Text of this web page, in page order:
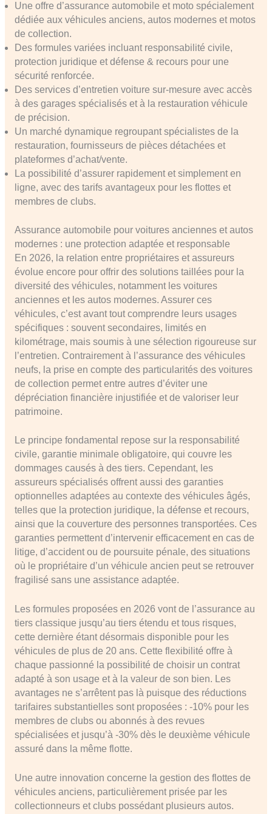
Une offre d’assurance automobile et moto spécialement
dédiée aux véhicules anciens, autos modernes et motos
de collection.
Des formules variées incluant responsabilité civile,
protection juridique et défense & recours pour une
sécurité renforcée.
Des services d’entretien voiture sur-mesure avec accès
à des garages spécialisés et à la restauration véhicule
de précision.
Un marché dynamique regroupant spécialistes de la
restauration, fournisseurs de pièces détachées et
plateformes d’achat/vente.
La possibilité d’assurer rapidement et simplement en
ligne, avec des tarifs avantageux pour les flottes et
membres de clubs.
Assurance automobile pour voitures anciennes et autos
modernes : une protection adaptée et responsable
En 2026, la relation entre propriétaires et assureurs
évolue encore pour offrir des solutions taillées pour la
diversité des véhicules, notamment les voitures
anciennes et les autos modernes. Assurer ces
véhicules, c’est avant tout comprendre leurs usages
spécifiques : souvent secondaires, limités en
kilométrage, mais soumis à une sélection rigoureuse sur
l’entretien. Contrairement à l’assurance des véhicules
neufs, la prise en compte des particularités des voitures
de collection permet entre autres d’éviter une
dépréciation financière injustifiée et de valoriser leur
patrimoine.
Le principe fondamental repose sur la responsabilité
civile, garantie minimale obligatoire, qui couvre les
dommages causés à des tiers. Cependant, les
assureurs spécialisés offrent aussi des garanties
optionnelles adaptées au contexte des véhicules âgés,
telles que la protection juridique, la défense et recours,
ainsi que la couverture des personnes transportées. Ces
garanties permettent d’intervenir efficacement en cas de
litige, d’accident ou de poursuite pénale, des situations
où le propriétaire d’un véhicule ancien peut se retrouver
fragilisé sans une assistance adaptée.
Les formules proposées en 2026 vont de l’assurance au
tiers classique jusqu’au tiers étendu et tous risques,
cette dernière étant désormais disponible pour les
véhicules de plus de 20 ans. Cette flexibilité offre à
chaque passionné la possibilité de choisir un contrat
adapté à son usage et à la valeur de son bien. Les
avantages ne s’arrêtent pas là puisque des réductions
tarifaires substantielles sont proposées : -10% pour les
membres de clubs ou abonnés à des revues
spécialisées et jusqu’à -30% dès le deuxième véhicule
assuré dans la même flotte.
Une autre innovation concerne la gestion des flottes de
véhicules anciens, particulièrement prisée par les
collectionneurs et clubs possédant plusieurs autos.